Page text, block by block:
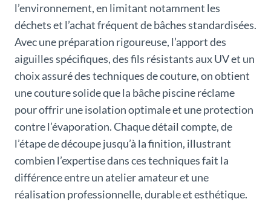
l’environnement, en limitant notamment les
déchets et l’achat fréquent de bâches standardisées.
Avec une préparation rigoureuse, l’apport des
aiguilles spécifiques, des fils résistants aux UV et un
choix assuré des techniques de couture, on obtient
une couture solide que la bâche piscine réclame
pour offrir une isolation optimale et une protection
contre l’évaporation. Chaque détail compte, de
l’étape de découpe jusqu’à la finition, illustrant
combien l’expertise dans ces techniques fait la
différence entre un atelier amateur et une
réalisation professionnelle, durable et esthétique.